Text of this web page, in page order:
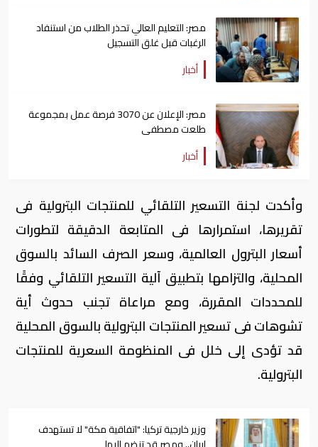
مصر: التعليم العالي تحذر الطلاب من استنفاد
الرغبات قبل غلق التسجيل
أخبار
مصر: الإعلان عن 3070 فرصة عمل بمجموعة
طلعت مصطفى
أخبار
وأكدت لجنة التسعير التلقائي للمنتجات البترولية فى
تقريرها، استمرارها فى المتابعة الدقيقة لتطورات
أسعار البترول العالمية، وسعر الصرف السائد بالسوق
المحلية، والتزامها بتطبيق آلية التسعير التلقائي وفقًا
للمحددات المقررة، ومع مراعاة تجنب حدوث أية
تشوهات فى تسعير المنتجات البترولية بالسوق المحلية
قد تؤدى إلى خلل فى المنظومة السعرية للمنتجات
البترولية.
وزير خارجية تركيا: "اتفاقية مكة" لا تستهدف